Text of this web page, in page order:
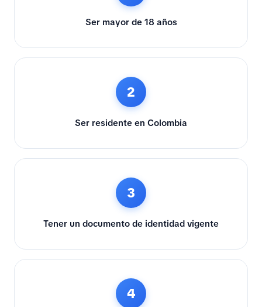
Ser mayor de 18 años
2
Ser residente en Colombia
3
Tener un documento de identidad vigente
4